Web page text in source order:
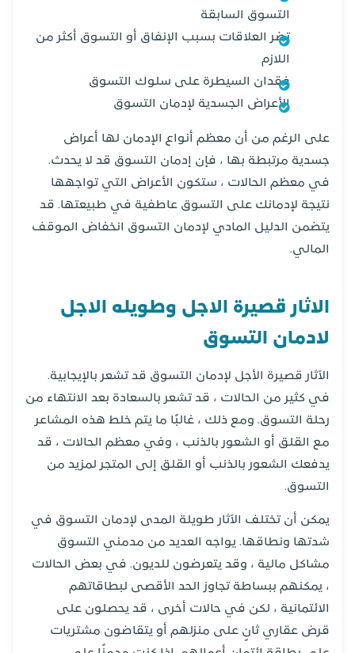
التسوق السابقة
تضر العلاقات بسبب الإنفاق أو التسوق أكثر من
اللازم
فقدان السيطرة على سلوك التسوق
الأعراض الجسدية لإدمان التسوق
على الرغم من أن معظم أنواع الإدمان لها أعراض
جسدية مرتبطة بها ، فإن إدمان التسوق قد لا يحدث.
في معظم الحالات ، ستكون الأعراض التي تواجهها
نتيجة لإدمانك على التسوق عاطفية في طبيعتها. قد
يتضمن الدليل المادي لإدمان التسوق انخفاض الموقف
المالي.
الاثار قصيرة الاجل وطويله الاجل
لادمان التسوق
الآثار قصيرة الأجل لإدمان التسوق قد تشعر بالإيجابية.
في كثير من الحالات ، قد تشعر بالسعادة بعد الانتهاء من
رحلة التسوق. ومع ذلك ، غالبًا ما يتم خلط هذه المشاعر
مع القلق أو الشعور بالذنب ، وفي معظم الحالات ، قد
يدفعك الشعور بالذنب أو القلق إلى المتجر لمزيد من
التسوق.
يمكن أن تختلف الآثار طويلة المدى لإدمان التسوق في
شدتها ونطاقها. يواجه العديد من مدمني التسوق
مشاكل مالية ، وقد يتعرضون للديون. في بعض الحالات
، يمكنهم ببساطة تجاوز الحد الأقصى لبطاقاتهم
الائتمانية ، لكن في حالات أخرى ، قد يحصلون على
قرض عقاري ثانٍ على منزلهم أو يتقاضون مشتريات